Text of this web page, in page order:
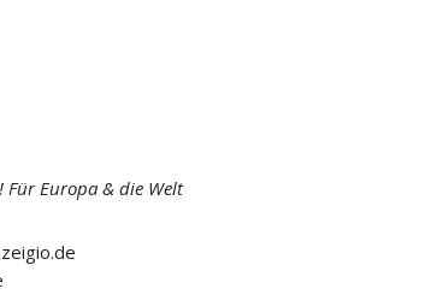
Europa & die Welt